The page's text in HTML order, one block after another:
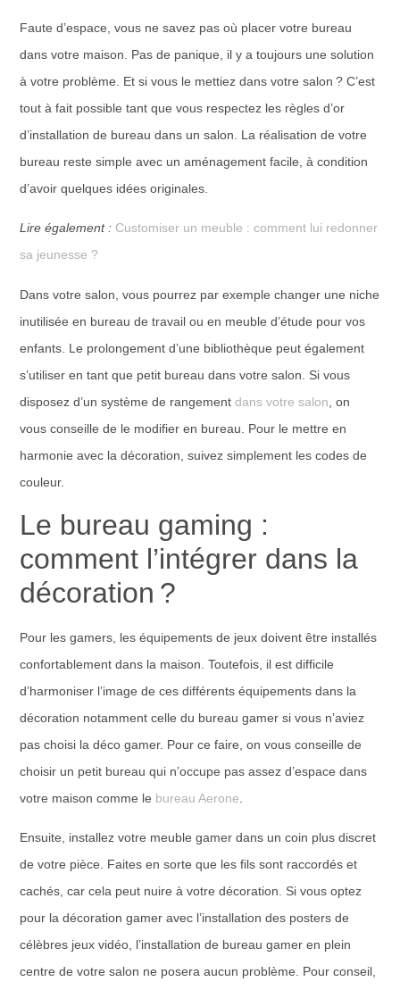
Faute d’espace, vous ne savez pas où placer votre bureau
dans votre maison. Pas de panique, il y a toujours une solution
à votre problème. Et si vous le mettiez dans votre salon ? C’est
tout à fait possible tant que vous respectez les règles d’or
d’installation de bureau dans un salon. La réalisation de votre
bureau reste simple avec un aménagement facile, à condition
d’avoir quelques idées originales.
Lire également : Customiser un meuble : comment lui redonner
sa jeunesse ?
Dans votre salon, vous pourrez par exemple changer une niche
inutilisée en bureau de travail ou en meuble d’étude pour vos
enfants. Le prolongement d’une bibliothèque peut également
s’utiliser en tant que petit bureau dans votre salon. Si vous
disposez d’un système de rangementdans votre salon , on
vous conseille de le modifier en bureau. Pour le mettre en
harmonie avec la décoration, suivez simplement les codes de
couleur.
Le bureau gaming :
comment l’intégrer dans la
décoration ?
Pour les gamers, les équipements de jeux doivent être installés
confortablement dans la maison. Toutefois, il est difficile
d’harmoniser l’image de ces différents équipements dans la
décoration notamment celle du bureau gamer si vous n’aviez
pas choisi la déco gamer. Pour ce faire, on vous conseille de
choisir un petit bureau qui n’occupe pas assez d’espace dans
votre maison comme le bureau Aerone
Ensuite, installez votre meuble gamer dans un coin plus discret
de votre pièce. Faites en sorte que les fils sont raccordés et
cachés, car cela peut nuire à votre décoration. Si vous optez
pour la décoration gamer avec l’installation des posters de
célèbres jeux vidéo, l’installation de bureau gamer en plein
centre de votre salon ne posera aucun problème. Pour conseil,